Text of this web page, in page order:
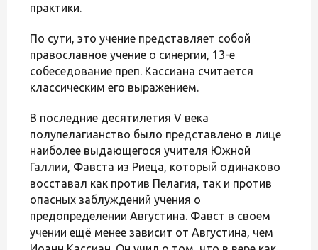
практики.
По сути, это учение представляет собой
православное учение о синергии, 13-е
собеседование преп. Кассиана считается
классическим его выражением.
В последние десятилетия V века
полупелагианство было представлено в лице
наиболее выдающегося учителя Южной
Галлии, Фавста из Риеца, который одинаково
восставал как против Пелагия, так и против
опасных заблуждений учения о
предопределении Августина. Фавст в своем
учении ещё менее зависит от Августина, чем